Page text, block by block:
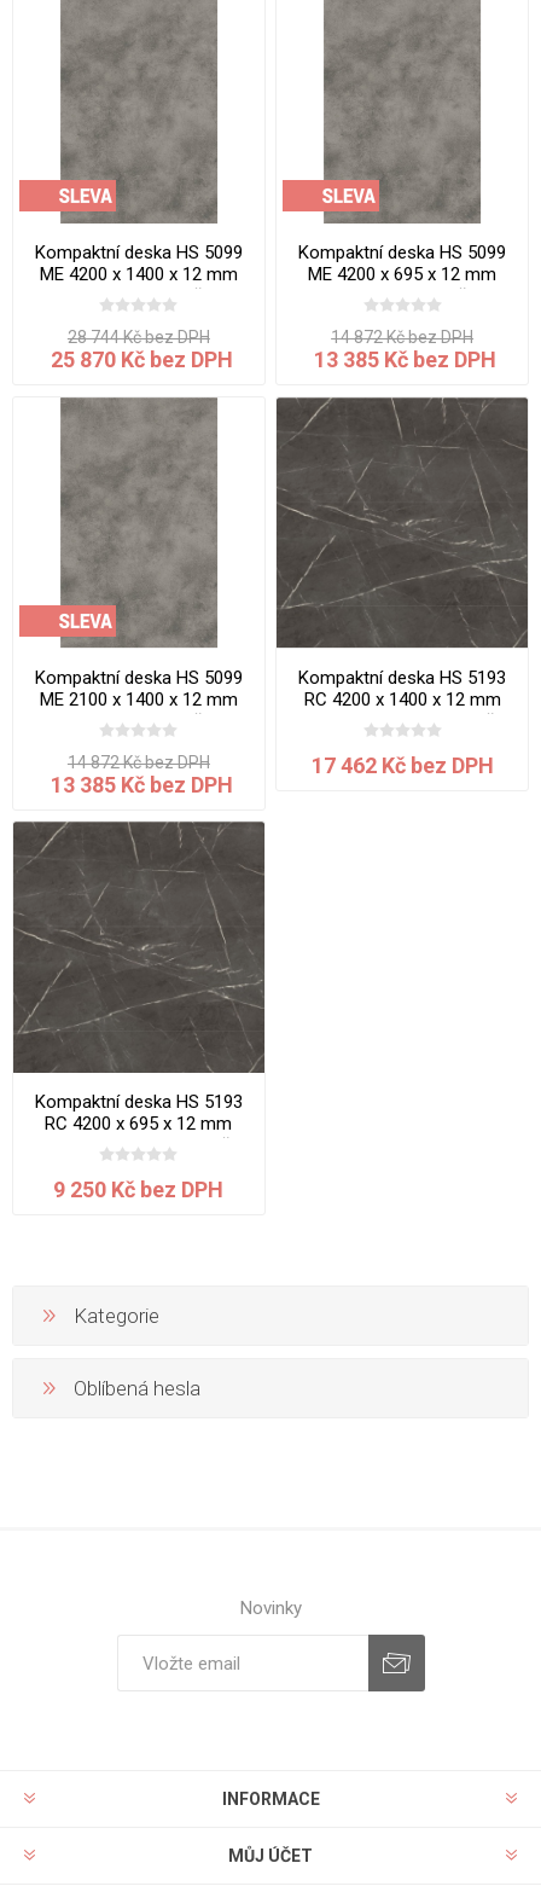
Kompaktní deska HS 5099
ME 4200 x 1400 x 12 mm
Beton Roma jádro šedé
28 744 Kč bez DPH
25 870 Kč bez DPH
Kompaktní deska HS 5099
ME 4200 x 695 x 12 mm
Beton Roma jádro šedé
14 872 Kč bez DPH
13 385 Kč bez DPH
Kompaktní deska HS 5099
ME 2100 x 1400 x 12 mm
Beton Roma jádro šedé
14 872 Kč bez DPH
13 385 Kč bez DPH
Kompaktní deska HS 5193
RC 4200 x 1400 x 12 mm
Mramor Thrakia jádro hnědé
17 462 Kč bez DPH
Kompaktní deska HS 5193
RC 4200 x 695 x 12 mm
Mramor Thrakia jádro hnědé
9 250 Kč bez DPH
Kategorie
Oblíbená hesla
Novinky
INFORMACE
MŮJ ÚČET